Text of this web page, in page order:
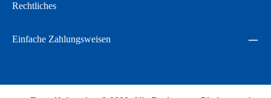
Rechtliches
Einfache Zahlungsweisen